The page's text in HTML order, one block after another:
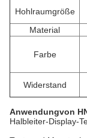
Hohlraumgröße
Material
Farbe
Widerstand
Anwendungvon
Halbleiter-Display-